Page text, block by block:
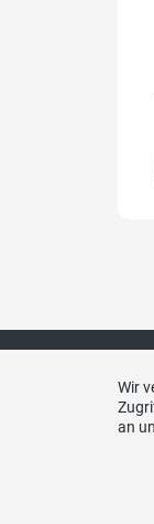
Wir
an